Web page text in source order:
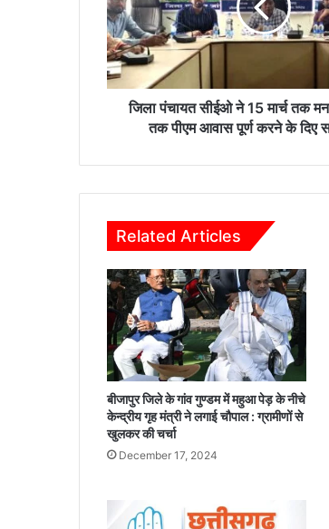
य
त
सी
ई
ओ
मा
क
रे
गा
का
र्य
,
जू
न
त
क
पी
जिला पंचायत सीईओ ने 15 मार्च तक
तक पीएम आवास पूर्ण करने के दिए
Related Articles
बीजापुर जिले के गांव गुण्डम में महुआ पेड़ के नीचे
केन्द्रीय गृह मंत्री ने लगाई चौपाल : ग्रामीणों से
खुलकर की चर्चा
December 17, 2024